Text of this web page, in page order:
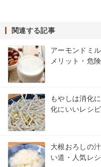
関連する記事
アーモンドミ
メリット・危
もやしは消化
化にいいレシピ
大根おろしの
い道・人気レ